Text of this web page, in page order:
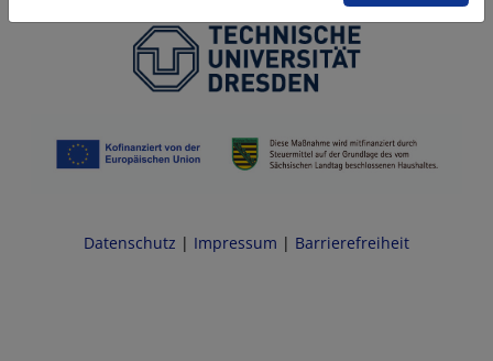
Datenschutz | Impressum | Barrierefreiheit